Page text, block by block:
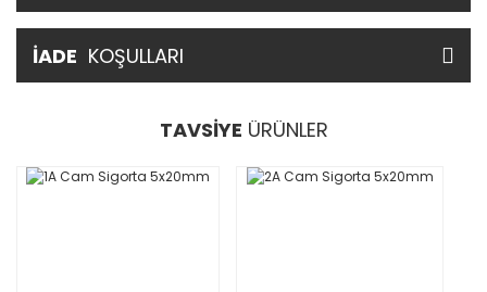
İADE KOŞULLARI
TAVSİYE ÜRÜNLER